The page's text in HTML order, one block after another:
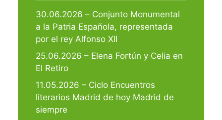
30.06.2026 – Conjunto Monumental
a la Patria Española, representada
por el rey Alfonso XII
25.06.2026 – Elena Fortún y Celia en
El Retiro
11.05.2026 – Ciclo Encuentros
literarios Madrid de hoy Madrid de
siempre